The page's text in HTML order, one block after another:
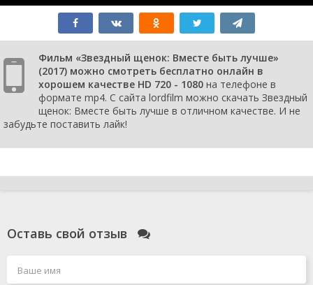
Фильм «Звездный щенок: Вместе быть лучше»
(2017) можно смотреть бесплатно онлайн в
хорошем качестве HD 720 - 1080 на телефоне в
формате mp4. С сайта lordfilm можно скачать Звездный
щенок: Вместе быть лучше в отличном качестве. И не
забудьте поставить лайк!
Оставь свой отзыв